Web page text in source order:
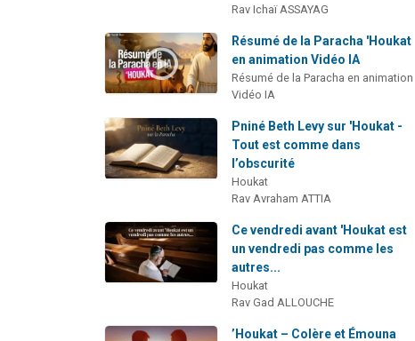
Rav Ichaï ASSAYAG
Résumé de la Paracha 'Houkat
en animation Vidéo IA
Résumé de la Paracha en animation
Vidéo IA
Pniné Beth Levy sur 'Houkat -
Tout est comme dans
l’obscurité
Houkat
Rav Avraham ATTIA
Ce vendredi avant 'Houkat est
un vendredi pas comme les
autres...
Houkat
Rav Gad ALLOUCHE
’Houkat – Colère et Émouna